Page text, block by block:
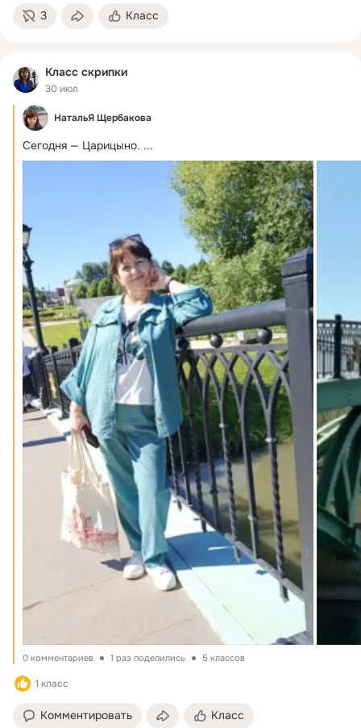
3 Класс
Класс скрипки
30 июл
НатальЯ Щербакова
Сегодня — Царицыно. ...
0 комментариев 1 раз поделились 5 классов
1 класс
Комментировать Класс